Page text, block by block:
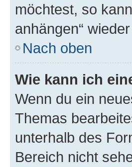
möchtest, so
anhängen“
Nach oben
Wie kann ich
Wenn du ein
Themas
unterhalb des
Bereich nicht